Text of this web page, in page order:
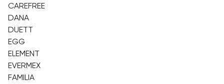
CAREFREE
DANA
DUETT
EGG
ELEMENT
EVERMEX
FAMILIA